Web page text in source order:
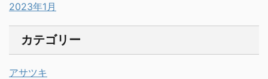
2023年1月
カテゴリー
アサツキ